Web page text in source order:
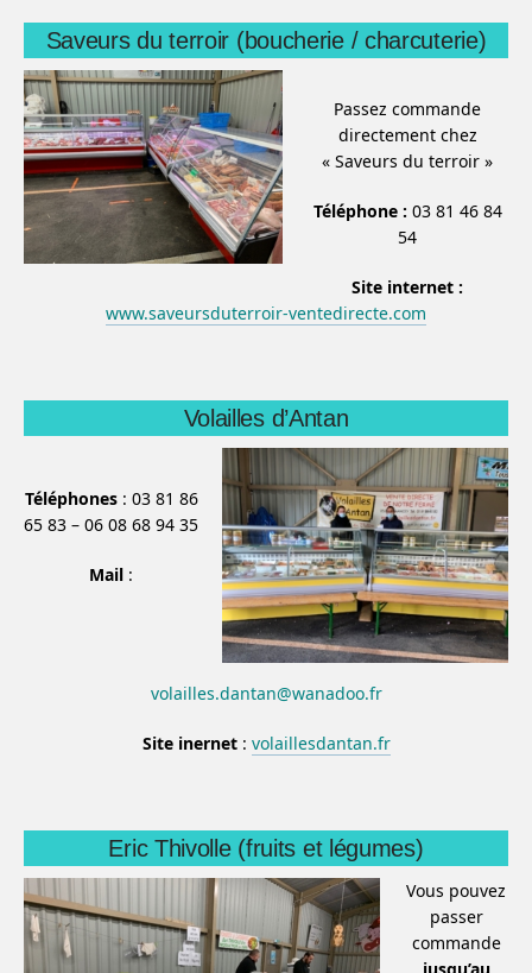
Saveurs du terroir (boucherie / charcuterie)
Passez commande
directement chez
« Saveurs du terroir »
Téléphone : 03 81 46 84
54
Site internet :
www.saveursduterroir-ventedirecte.com
Volailles d’Antan
Téléphones: 03 81 86
65 83 – 06 08 68 94 35
Mail :
volailles.dantan@wanadoo.fr
Site inernet: volaillesdantan.fr
Eric Thivolle (fruits et légumes)
Vous pouvez
passer
commande